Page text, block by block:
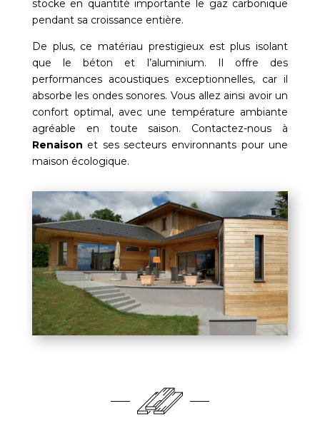
stocke en quantité importante le gaz carbonique
pendant sa croissance entière.
De plus, ce matériau prestigieux est plus isolant
que le béton et l’aluminium. Il offre des
performances acoustiques exceptionnelles, car il
absorbe les ondes sonores. Vous allez ainsi avoir un
confort optimal, avec une température ambiante
agréable en toute saison. Contactez-nous à
Renaison et ses secteurs environnants pour une
maison écologique.